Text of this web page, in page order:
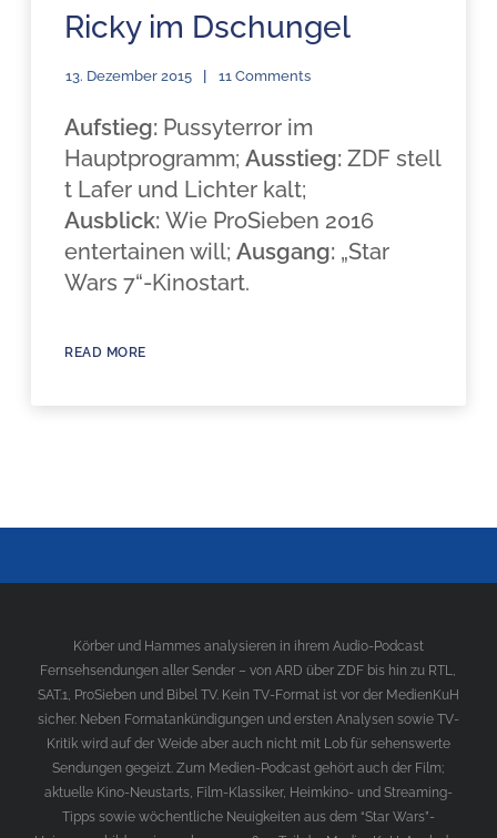
Ricky im Dschungel
13. Dezember 2015 11 Comments
Aufstieg: Pussyterror im
Hauptprogramm;Ausstieg: ZDF stell
t Lafer und Lichter kalt;
Ausblick: Wie ProSieben 2016
entertainen will;Ausgang: „Star
Wars 7“-Kinostart.
READ MORE
Körber und Hammes analysieren in ihrem Audio-Podcast
Fernsehsendungen aller Sender – von ARD über ZDF bis hin zu RTL,
SAT.1, ProSieben und Bibel TV. Kein TV-Format ist vor der MedienKuH
sicher. Neben Formatankündigungen und ersten Analysen sowie TV-
Kritik wird auf der Weide aber auch nicht mit Lob für sehenswerte
Sendungen gegeizt. Zum Medien-Podcast gehört auch der Film;
aktuelle Kino-Neustarts, Film-Klassiker, Heimkino- und Streaming-
Tipps sowie wöchentliche Neuigkeiten aus dem “Star Wars”-